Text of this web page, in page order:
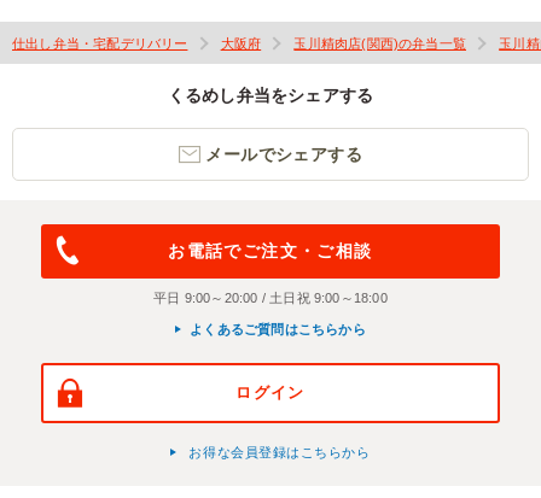
仕出し弁当・宅配デリバリー 大阪府 玉川精肉店(関西)の弁当一覧 玉川
くるめし弁当をシェアする
メールでシェアする
お電話でご注文・ご相談
平日 9:00～20:00 / 土日祝 9:00～18:00
よくあるご質問はこちらから
ログイン
お得な会員登録はこちらから